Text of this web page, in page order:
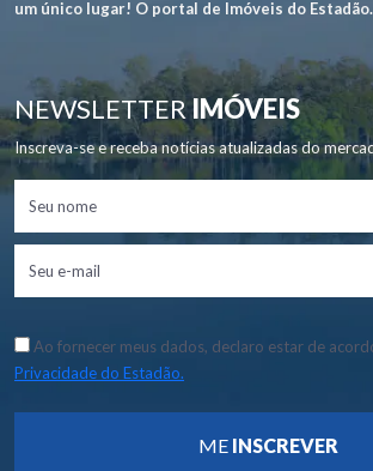
um único lugar! O portal de Imóveis do Estadão.
NEWSLETTERIMÓVEIS
Inscreva-se e receba notícias atualizadas do
Ao fornecer meus dados, declaro estar de
Privacidade do Estadão.
ME INSCREVER